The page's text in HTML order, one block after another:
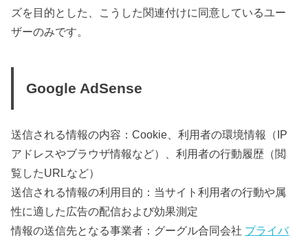
ズを目的とした、こうした関連付けに同意しているユー
ザーのみです。
Google AdSense
送信される情報の内容：Cookie、利用者の環境情報（IP
アドレスやブラウザ情報など）、利用者の行動履歴（閲
覧したURLなど）
送信される情報の利用目的：当サイト利用者の行動や属
性に適した広告の配信および効果測定
情報の送信先となる事業者：グーグル合同会社 プライバ